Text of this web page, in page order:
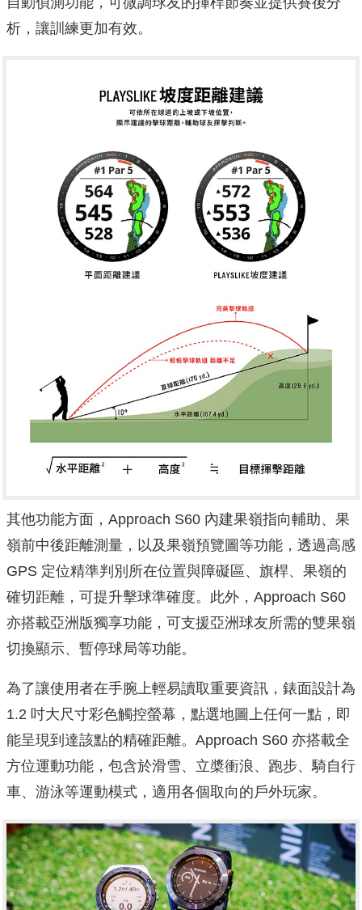
析，讓訓練更加有效。
其他功能方面，Approach S60 內建果嶺指向輔助、果
嶺前中後距離測量，以及果嶺預覽圖等功能，透過高感
GPS 定位精準判別所在位置與障礙區、旗桿、果嶺的
確切距離，可提升擊球準確度。此外，Approach S60
亦搭載亞洲版獨享功能，可支援亞洲球友所需的雙果嶺
切換顯示、暫停球局等功能。
為了讓使用者在手腕上輕易讀取重要資訊，錶面設計為
1.2 吋大尺寸彩色觸控螢幕，點選地圖上任何一點，即
能呈現到達該點的精確距離。Approach S60 亦搭載全
方位運動功能，包含於滑雪、立槳衝浪、跑步、騎自行
車、游泳等運動模式，適用各個取向的戶外玩家。